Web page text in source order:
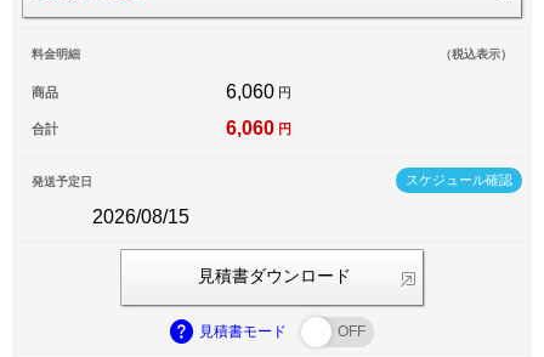
料金明細 （税込表示）
商品 6,060 円
合計 6,060 円
スケジュール確認
発送予定日
2026/08/15
見積書ダウンロード
見積書モード